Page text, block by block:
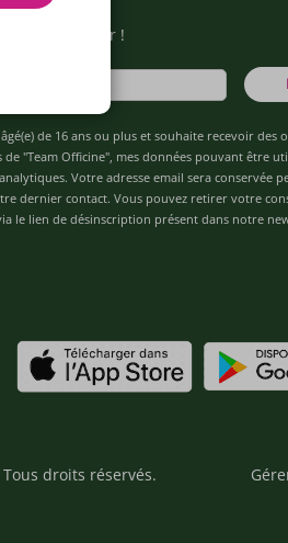
newsletter !
de 16 ans ou plus et souhaite recevoir des
de "Team Officine", mes données pouvant être
Votre adresse email sera conservée
dernier contact. Vous pouvez retirer votre
le lien de désinscription présent dans notre
droits réservés.